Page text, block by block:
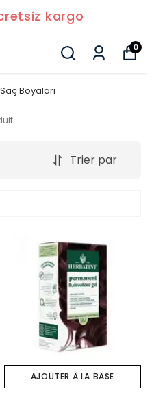
kargo
0
Saç Boyaları
Trier par
AJOUTER À LA BASE